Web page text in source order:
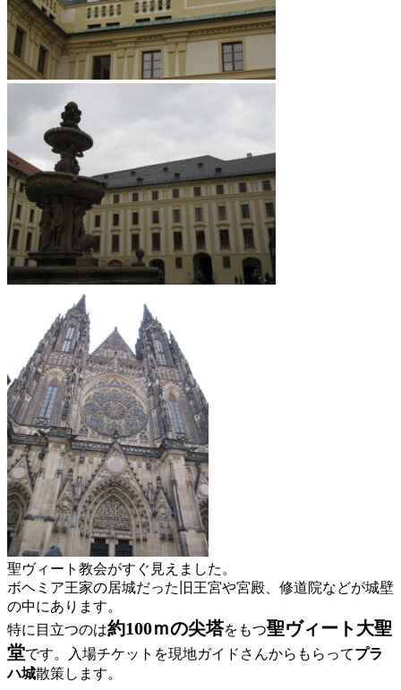
聖ヴィート教会がすぐ見えました。
ボヘミア王家の居城だった旧王宮や宮殿、修道院などが城壁
の中にあります。
特に目立つのは約100ｍの尖塔をもつ聖ヴィート大聖
堂です。入場チケットを現地ガイドさんからもらってプラ
ハ城散策します。